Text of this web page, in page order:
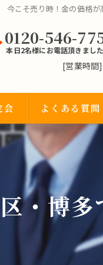
今こそ売り時！金の価格
0120-546-
本日2名様にお電話頂きました
[営業時間
会 よくある質問
・博多